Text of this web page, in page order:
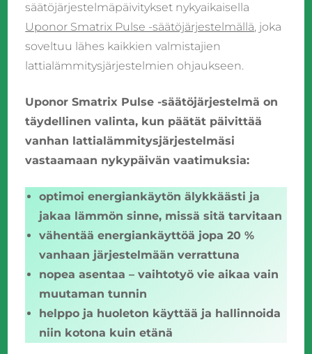
säätöjärjestelmäpäivitykset nykyaikaisella
Uponor Smatrix Pulse -säätöjärjestelmällä, joka
soveltuu lähes kaikkien valmistajien
lattialämmitysjärjestelmien ohjaukseen.
Uponor Smatrix Pulse -säätöjärjestelmä on
täydellinen valinta, kun päätät päivittää
vanhan lattialämmitysjärjestelmäsi
vastaamaan nykypäivän vaatimuksia:
optimoi energiankäytön älykkäästi ja
jakaa lämmön sinne, missä sitä tarvitaan
vähentää energiankäyttöä jopa 20 %
vanhaan järjestelmään verrattuna
nopea asentaa – vaihtotyö vie aikaa vain
muutaman tunnin
helppo ja huoleton käyttää ja hallinnoida
niin kotona kuin etänä